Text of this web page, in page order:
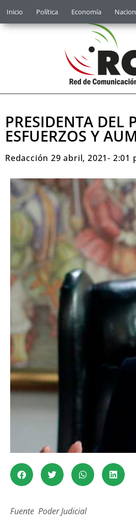
Inicio Política Economía
PRESIDENTA DEL
ESFUERZOS Y
Redacción 29 abril, 2021- 2:01
Fuente Poder Judicial